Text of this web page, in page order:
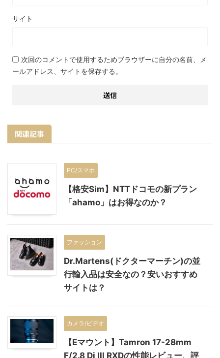
サイト
次回のコメントで使用するためブラウザーに自分の名前、メ
ールアドレス、サイトを保存する。
関連記事
PC/スマホ
【格安Sim】NTTドコモの新プラン
「ahamo」はお得なのか？
ファッション
Dr.Martens(ドクターマーチン)の並
行輸入品は安全なの？安いおすすめ
サイトは？
カメラ/ビデオ
【Eマウント】Tamron 17-28mm
F/2.8 Di III RXDの性能レビュー、評